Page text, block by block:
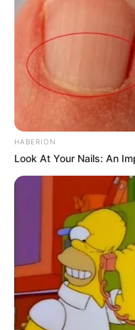
HABERION
Look At Your Nails: An